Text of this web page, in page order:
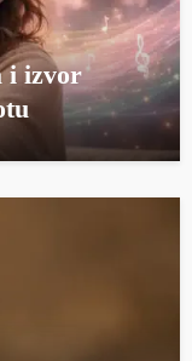
i izvor